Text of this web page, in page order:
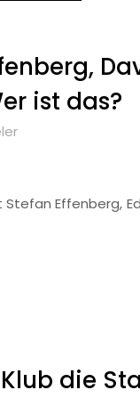
ist das?
Effenberg,
die